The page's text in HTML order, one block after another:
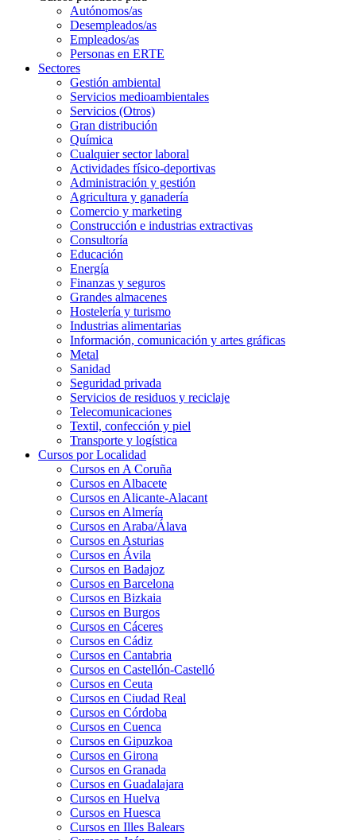
Autónomos/as
Desempleados/as
Empleados/as
Personas en ERTE
Sectores
Gestión ambiental
Servicios medioambientales
Servicios (Otros)
Gran distribución
Química
Cualquier sector laboral
Actividades físico-deportivas
Administración y gestión
Agricultura y ganadería
Comercio y marketing
Construcción e industrias extractivas
Consultoría
Educación
Energía
Finanzas y seguros
Grandes almacenes
Hostelería y turismo
Industrias alimentarias
Información, comunicación y artes gráficas
Metal
Sanidad
Seguridad privada
Servicios de residuos y reciclaje
Telecomunicaciones
Textil, confección y piel
Transporte y logística
Cursos por Localidad
Cursos en A Coruña
Cursos en Albacete
Cursos en Alicante-Alacant
Cursos en Almería
Cursos en Araba/Álava
Cursos en Asturias
Cursos en Ávila
Cursos en Badajoz
Cursos en Barcelona
Cursos en Bizkaia
Cursos en Burgos
Cursos en Cáceres
Cursos en Cádiz
Cursos en Cantabria
Cursos en Castellón-Castelló
Cursos en Ceuta
Cursos en Ciudad Real
Cursos en Córdoba
Cursos en Cuenca
Cursos en Gipuzkoa
Cursos en Girona
Cursos en Granada
Cursos en Guadalajara
Cursos en Huelva
Cursos en Huesca
Cursos en Illes Balears